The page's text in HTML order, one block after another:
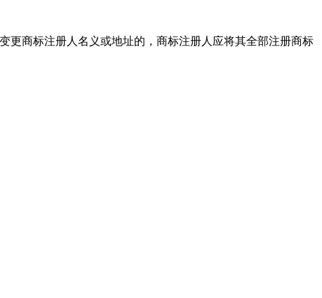
更商标注册人名义或地址的，商标注册人应将其全部注册商标